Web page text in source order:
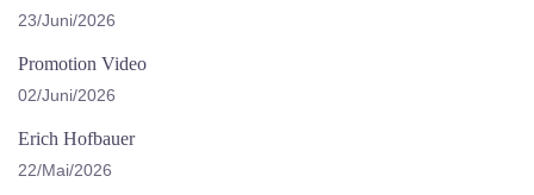
23/Juni/2026
Promotion Video
02/Juni/2026
Erich Hofbauer
22/Mai/2026